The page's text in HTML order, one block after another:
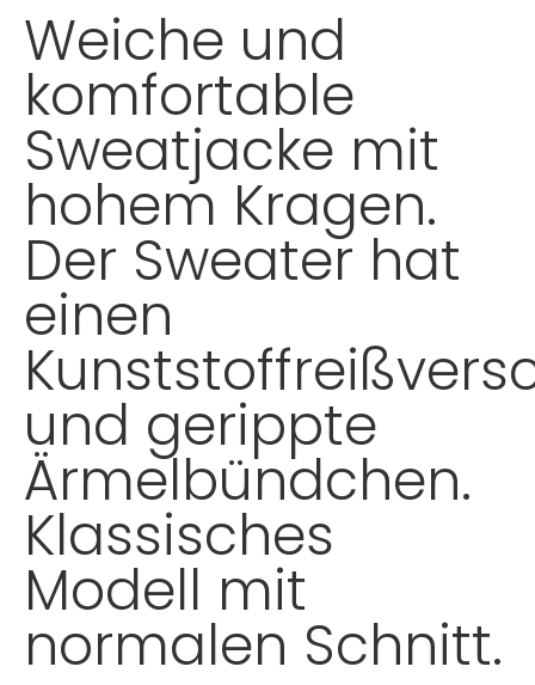
Weiche und
komfortable
Sweatjacke mit
hohem Kragen.
Der Sweater hat
einen
und gerippte
Ärmelbündchen.
Klassisches
Modell mit
normalen Schnitt.